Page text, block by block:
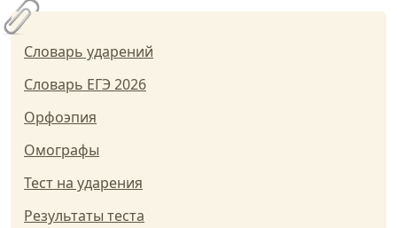
Словарь ударений
Словарь ЕГЭ 2026
Орфоэпия
Омографы
Тест на ударения
Результаты теста